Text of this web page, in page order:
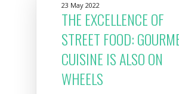
23 May 2022
THE EXCELLENCE OF
STREET FOOD:
CUISINE IS ALSO ON
WHEELS